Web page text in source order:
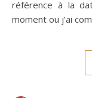
référence à la
moment ou j’ai